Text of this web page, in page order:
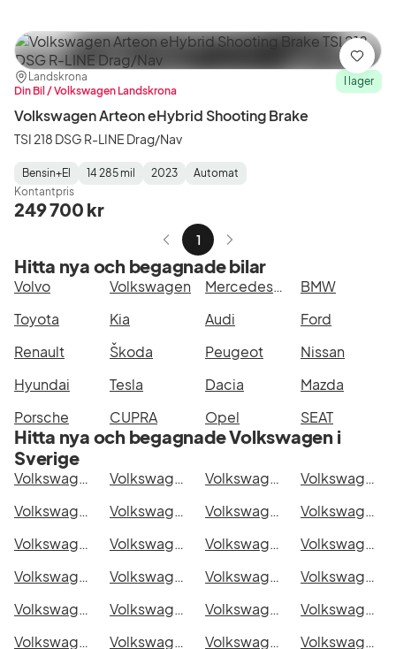
Plats:Landskrona
Återförsäljare:
Din Bil / Volkswagen Landskrona
I lager
Volkswagen Arteon eHybrid Shooting Brake
TSI 218 DSG R-LINE Drag/Nav
Fuel
Type:
Bensin+El
Mätarställning:
14 285 mil
Model
Year:
2023
Gearbox
Type:
Automat
Kontantpris
249 700 kr
Spara
1
Hitta nya och begagnade bilar
Volvo Volkswagen Mercedes-Benz
BMW
Toyota
Kia Audi
Ford
Renault
Škoda Peugeot
Nissan
Hyundai
Tesla Dacia
Mazda
Porsche
CUPRA Opel SEAT
Hitta nya och begagnade Volkswagen i
Sverige
Volkswagen Arteon eHybrid Shooting Brake i Stockholm Volkswagen Arteon eHybrid Shooting Brake i Göteborg Volkswagen Arteon eHybrid Shooting Brake i Helsingborg
Volkswagen Arteon eHybrid Shooting Brake i Jönköping
Volkswagen Arteon eHybrid Shooting Brake i Malmö
Volkswagen Arteon eHybrid Shooting Brake i Örebro Volkswagen Arteon eHybrid Shooting Brake i Norrköping
Volkswagen Arteon eHybrid Shooting Brake i Linköping
Volkswagen Arteon eHybrid Shooting Brake i Uppsala
Volkswagen Arteon eHybrid Shooting Brake i Västerås Volkswagen Arteon eHybrid Shooting Brake i Halmstad
Volkswagen Arteon eHybrid Shooting Brake i Växjö
Volkswagen Arteon eHybrid Shooting Brake i Eskilstuna
Volkswagen Arteon eHybrid Shooting Brake i Kalmar Volkswagen Arteon eHybrid Shooting Brake i Karlskrona
Volkswagen Arteon eHybrid Shooting Brake i Karlstad
Volkswagen Arteon eHybrid Shooting Brake i Kristianstad
Volkswagen Arteon eHybrid Shooting Brake i Sundsvall Volkswagen Arteon eHybrid Shooting Brake i Umeå
Volkswagen Arteon eHybrid Shooting Brake i Varberg
Volkswagen Arteon eHybrid Shooting Brake i Borås
Volkswagen Arteon eHybrid Shooting Brake i Falkenberg Volkswagen Arteon eHybrid Shooting Brake i Gävle
Volkswagen Arteon eHybrid Shooting Brake i Luleå